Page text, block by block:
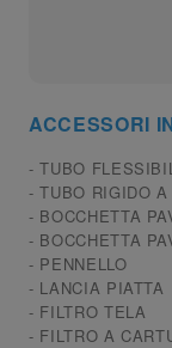
ACCESSORI
- TUBO
- TUBO RIGIDO
- BOCCHETTA
- BOCCHETTA
- PENNELLO
- LANCIA PIATTA
- FILTRO TELA
- FILTRO A